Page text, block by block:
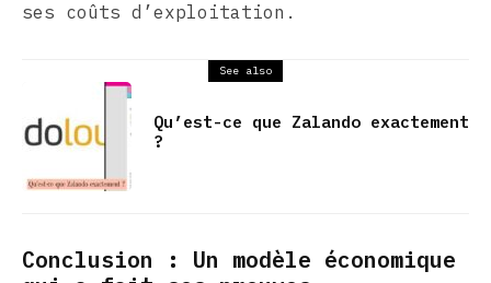
ses coûts d’exploitation.
See also
Qu’est-ce que Zalando exactement
?
Conclusion : Un modèle économique